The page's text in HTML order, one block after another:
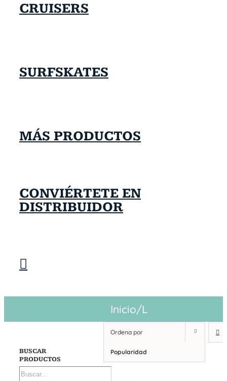
CRUISERS
SURFSKATES
MÁS PRODUCTOS
CONVIÉRTETE EN
DISTRIBUIDOR
Inicio/L
Ordena por
Popularidad
BUSCAR
PRODUCTOS